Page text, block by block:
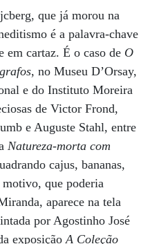
que já morou na
é a palavra-chave
em cartaz. É o caso de O
, no Museu D’Orsay,
e do Instituto Moreira
de Victor Frond,
e Auguste Stahl, entre
Natureza-morta com
cajus, bananas,
motivo, que poderia
aparece na tela
por Agostinho José
exposiçãoA Coleção